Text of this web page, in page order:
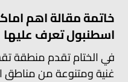
خاتمة مقالة اهم
اسطنبول تعرف عليها
في الختام تقدم منطقة
غنية ومتنوعة من مناطق